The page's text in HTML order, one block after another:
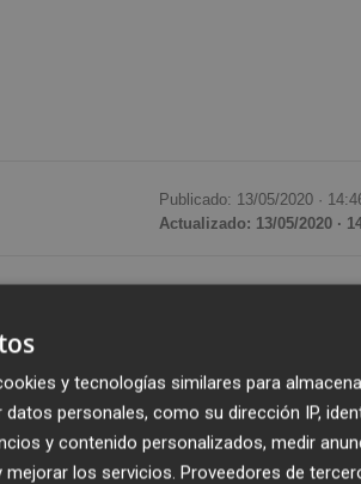
Publicado: 13/05/2020 ·
Actualizado: 13/05/2020 ·
más presencia en internet, según el
la crisis del Covid-19. Las noticias
tema en la conversación online
de la semana descienden al 13
y tecnologías similares para
personales, como su dirección IP,
y contenido personalizados, medir
los servicios. Proveedores de